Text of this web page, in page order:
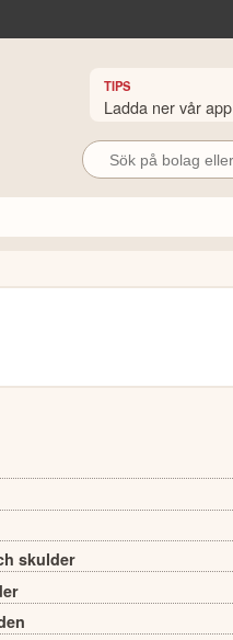
TIPS
Ladda ner vår app
skulder